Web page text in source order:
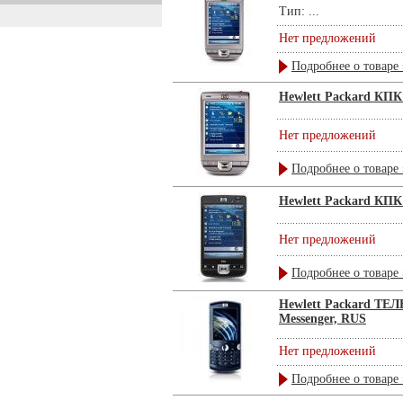
Тип: ...
Нет предложений
Подробнее о товаре
Hewlett Packard КПК
Нет предложений
Подробнее о товаре
Hewlett Packard
Нет предложений
Подробнее о товаре
Hewlett Packard
Messenger, RUS
Нет предложений
Подробнее о товаре